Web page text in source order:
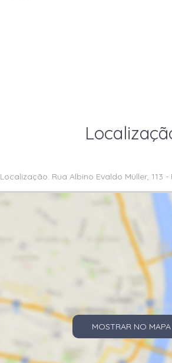
Localização: Rua Albino Evaldo Müller, 113
MOSTRAR NO MAPA